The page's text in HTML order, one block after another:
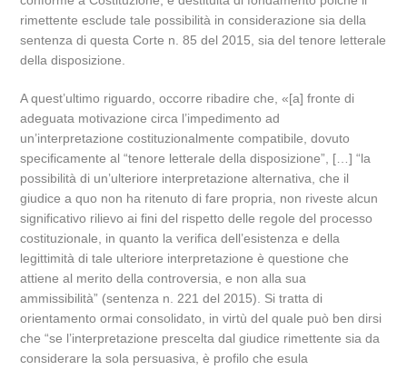
rimettente esclude tale possibilità in considerazione sia della
sentenza di questa Corte n. 85 del 2015, sia del tenore letterale
della disposizione.
A quest’ultimo riguardo, occorre ribadire che, «[a] fronte di
adeguata motivazione circa l’impedimento ad
un’interpretazione costituzionalmente compatibile, dovuto
specificamente al “tenore letterale della disposizione”, […] “la
possibilità di un’ulteriore interpretazione alternativa, che il
giudice a quo non ha ritenuto di fare propria, non riveste alcun
significativo rilievo ai fini del rispetto delle regole del processo
costituzionale, in quanto la verifica dell’esistenza e della
legittimità di tale ulteriore interpretazione è questione che
attiene al merito della controversia, e non alla sua
ammissibilità” (sentenza n. 221 del 2015). Si tratta di
orientamento ormai consolidato, in virtù del quale può ben dirsi
che “se l’interpretazione prescelta dal giudice rimettente sia da
considerare la sola persuasiva, è profilo che esula